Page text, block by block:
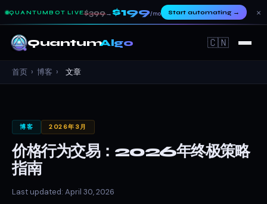
QUANTUMBOT LIVE$399→ $199/mo Start automating→ ×
QuantumAlgo 🇨🇳
首页 › 博客 › 文章
博客 2026年3月
价格行为交易：2026年终极策略
指南
Last updated: April 30, 2026